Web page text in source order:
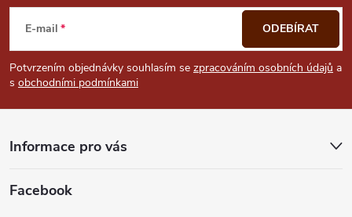
p
a
E-mail
Potvrzením objednávky souhlasím se zpracováním osobních údajů a
s obchodními podmínkami
ODEBÍRAT
Informace pro vás
Facebook